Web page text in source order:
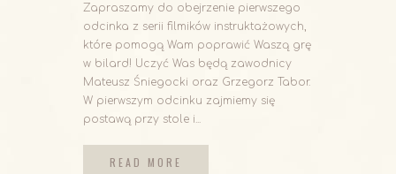
Zapraszamy do obejrzenie pierwszego
odcinka z serii filmików instruktażowych,
które pomogą Wam poprawić Waszą grę
w bilard! Uczyć Was będą zawodnicy
Mateusz Śniegocki oraz Grzegorz Tabor.
W pierwszym odcinku zajmiemy się
postawą przy stole i...
READ MORE